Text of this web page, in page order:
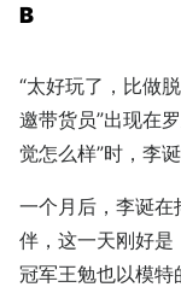
B
“太好玩了，比做
邀带货员”出现在
觉怎么样”时，李
一个月后，李诞
伴，这一天刚好是
冠军王勉也以模特